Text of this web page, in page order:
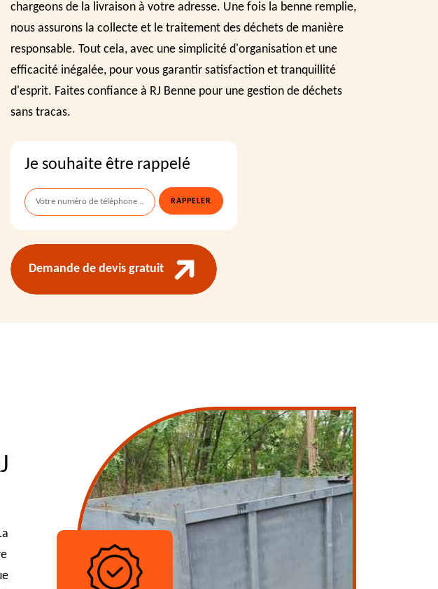
chargeons de la livraison à votre adresse. Une fois la benne remplie,
nous assurons la collecte et le traitement des déchets de manière
responsable. Tout cela, avec une simplicité d'organisation et une
efficacité inégalée, pour vous garantir satisfaction et tranquillité
d'esprit. Faites confiance à RJ Benne pour une gestion de déchets
sans tracas.
Je souhaite être rappelé
Demande de devis gratuit